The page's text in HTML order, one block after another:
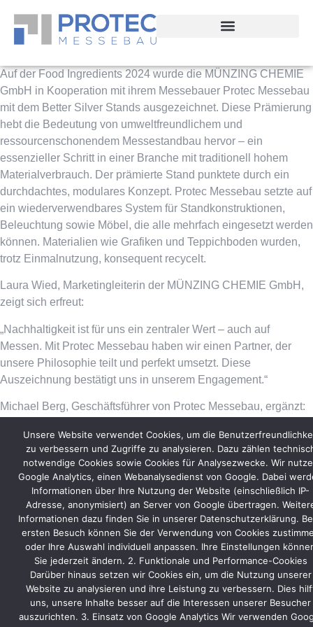
Auf der Food Ingredients 2024 wurde die MÜNZING CHEMIE
GmbH in Kooperation mit ihrem Messebauer Protec Messebau
mit dem Better Silver Stands ausgezeichnet. Diese Prämierung
hebt die Bedeutung von umweltfreundlichem und
ressourcenschonendem Messestandbau hervor – ein
essenzieller Schritt in einer Branche mit traditionell hohem
Materialverbrauch. Der prämierte Stand punktete durch ein
durchdachtes, modulares Konzept. Protec Messebau setzte auf
ein wiederverwendbares System für Standkonstruktionen,
Beleuchtung sowie Möbel, die alle mehrfach eingesetzt werden
können. Materialien wie Grafiken und Teppichboden wurden,
trotz Einmalnutzung, konsequent recycelt.
Laura Wied, Marketingleiterin der MÜNZING CHEMIE GmbH,
zeigt sich erfreut:
„Nachhaltigkeit ist für uns ein zentraler Wert – auch auf
Messen. Mit Protec Messebau haben wir einen Partner, der
unsere Philosophie teilt und perfekt umsetzt. Diese
Auszeichnung bestätigt uns in unserem Engagement.“
Michael Berg, Geschäftsführer von Protec Messebau, ergänzt:
„Nachhaltiger Standbau ist kein Zufall, sondern das Ergebnis
durchdachter Planung und Innovation. Wir freuen uns,
MÜNZING auf diesem Weg zu begleiten.“
Unsere Website verwendet Cookies, um die
zu verbessern und Zugriffe zu analysieren. Dazu zählen
notwendige Cookies sowie Cookies für Analysezwecke. Wir
Google Analytics, einen Webanalysedienst von Google. Dabei
Informationen über Ihre Nutzung der Website (einschließlich IP-
Adresse, anonymisiert) an Server von Google übertragen.
Informationen dazu finden Sie in unserer Datenschutzerklärung.
ersten Besuch können Sie der Verwendung von Cookies
oder Ihre Auswahl individuell anpassen. Ihre Einstellungen
Sie jederzeit ändern. 2. Funktionale und Performance-Cookies
Darüber hinaus setzen wir Cookies ein, um die Nutzung unserer
Website zu analysieren und ihre Leistung zu verbessern. Dies
uns, unsere Inhalte besser auf die Interessen unserer Besucher
auszurichten. 3. Einsatz von Google Analytics Wir verwenden